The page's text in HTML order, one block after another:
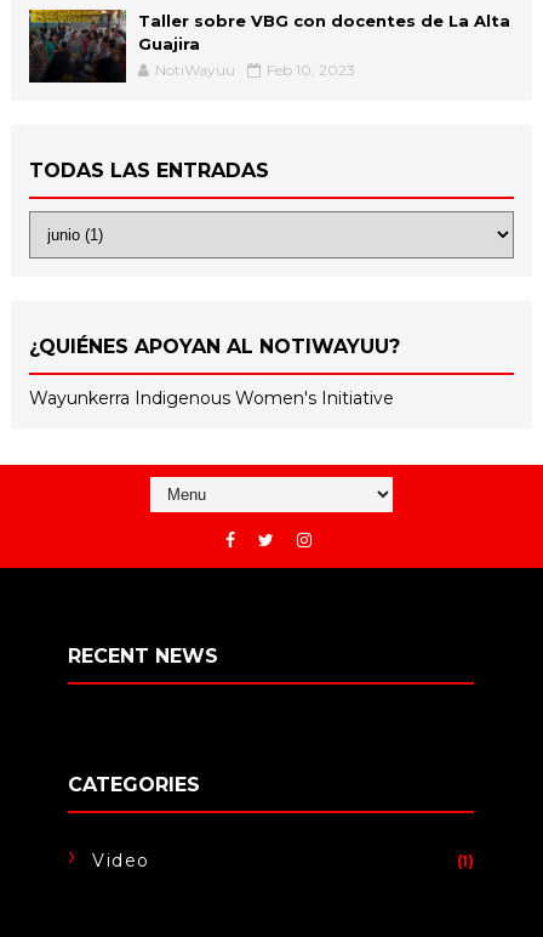
Taller sobre VBG con docentes de La Alta
Guajira
NotiWayuu Feb 10, 2023
TODAS LAS ENTRADAS
¿QUIÉNES APOYAN AL NOTIWAYUU?
Wayunkerra Indigenous Women's Initiative
RECENT NEWS
CATEGORIES
Video (1)